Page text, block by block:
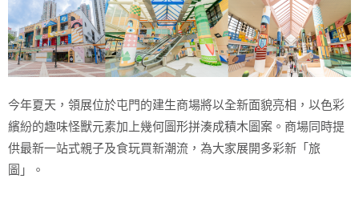
今年夏天，領展位於屯門的建生商場將以全新面貌亮相，以色彩
繽紛的趣味怪獸元素加上幾何圖形拼湊成積木圖案。商場同時提
供最新一站式親子及食玩買新潮流，為大家展開多彩新「旅
圖」。